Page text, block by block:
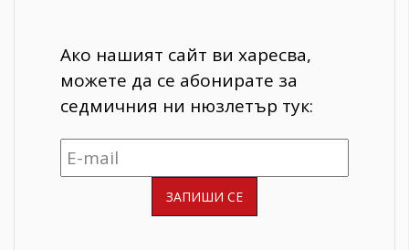
Ако нашият сайт ви харесва,
можете да се абонирате за
седмичния ни нюзлетър тук: